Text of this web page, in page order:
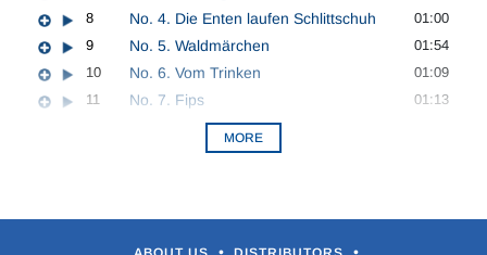
8
No. 4. Die Enten laufen Schlittschuh
01:00
9
No. 5. Waldmärchen
01:54
10
No. 6. Vom Trinken
01:09
11
No. 7. Fips 01:13
MORE